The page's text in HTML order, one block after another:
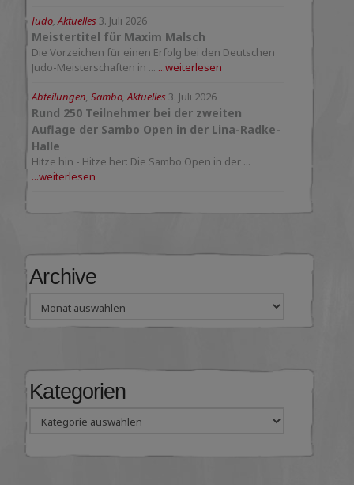
Judo,Aktuelles 3. Juli 2026
Meistertitel für Maxim Malsch
Die Vorzeichen für einen Erfolg bei den Deutschen
Judo-Meisterschaften in ... ...weiterlesen
Abteilungen,Sambo,Aktuelles 3. Juli 2026
Rund 250 Teilnehmer bei der zweiten
Auflage der Sambo Open in der Lina-Radke-
Halle
Hitze hin - Hitze her: Die Sambo Open in der ...
...weiterlesen
Archive
Archive
Kategorien
Kategorien